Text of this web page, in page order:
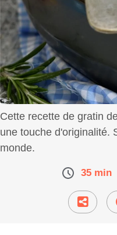
Cette recette de gratin
une touche d'originalité.
monde.
35 min